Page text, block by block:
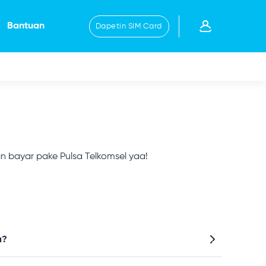
Bantuan Dapetin SIM Card
bayar pake Pulsa Telkomsel yaa!